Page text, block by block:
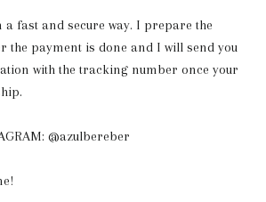
fast and secure way. I prepare the
the payment is done and I will send you
with the tracking number once your
@azulbereber